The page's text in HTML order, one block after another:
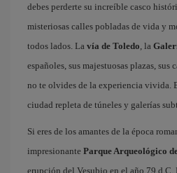
debes perderte su increíble casco
misteriosas calles pobladas de vida y
todos lados. La vía de Toledo, la
españoles, sus majestuosas plazas, sus
no te olvides de la experiencia vivida.
ciudad repleta de túneles y galerías
Si eres de los amantes de la época
impresionante Parque Arqueológico
erupción del Vesubio en el año 79 d.C.